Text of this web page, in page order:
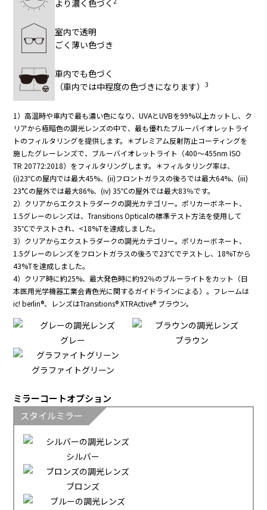
より濃く色づく
室内で透明
ごく薄い色づき
車内でも色づく
（車内では中程度の色づきになります）3
1）高温時や車内で最も濃い色になり、UVAとUVBを99%以上カットし、ク
リアから極暗色の調光レンズの中で、最も優れたブルーバイオレットライ
トのフィルタリングを提供します。＊プレミアム反射防止コーティングを
施したグレーレンズで、ブルーバイオレットライト（400～455nm ISO
TR 20772:2018）をフィルタリングします。＊フィルタリング率は、
(i)23℃の屋内では最大45%、(ii)フロントガラスの後ろでは最大64%、(iii)
23°Cの屋外では最大86%、(iv) 35℃の屋外では最大83％です。
2）クリアからエクストラダークの調光カテゴリー。ポリカーボネート、
1.5グレーのレンズは、Transitions Opticalの標準テスト方法を使用して
35℃でテストされ、<18%Tを達成しました。
3）クリアからエクストラダークの調光カテゴリー。ポリカーボネート、
1.5グレーのレンズをフロントガラスの後ろで23℃でテストし、18%Tから
43%Tを達成しました。
4）クリア時に約25%、最大発色時に約92％のブルーライトをカット（日
本医用光学機器工業会青色光に関するガイドラインによる）。フレームは
ic! berlin®、レンズはTransitions® XTRActive® ブラウン。
グレー ブラウン
グラファイトグリーン
ミラーコートオプション
スタイルミラー
シルバー
ブロンズ